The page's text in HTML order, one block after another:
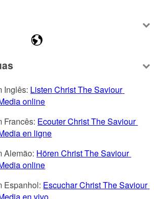
Inglês: Listen Christ The Saviour
online
Francês: Ecouter Christ The Saviour
en ligne
Alemão: Hören Christ The Saviour
online
Espanhol: Escuchar Christ The Saviour
en vivo